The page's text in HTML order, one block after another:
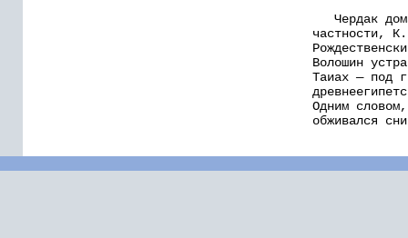
Чердак
частности,
Волошин
Таиах — под
Одним
обживался